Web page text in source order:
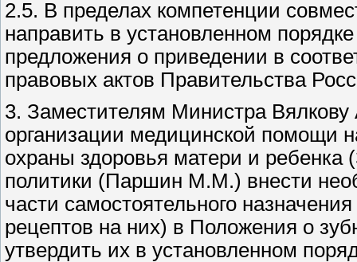
2.5. В пределах компетенции
направить в установленном
предложения о приведении в
правовых актов Правительства
3. Заместителям Министра
организации медицинской помощи
охраны здоровья матери и
политики (Паршин М.М.) внести
части самостоятельного
рецептов на них) в Положения о
утвердить их в установленном